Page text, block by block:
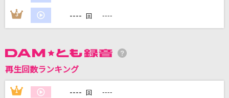
カラオケ最新情報をチェック！
3 ---- 回 ----
再生回数ランキング
1 ---- 回 ----